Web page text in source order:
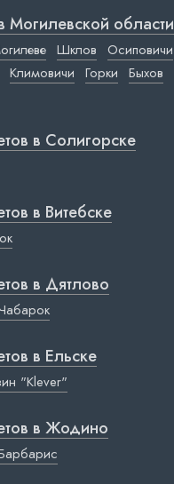
Могилевской области
Шклов Осиповичи
Климовичи Горки Быхов
в Cолигорске
в Витебске
в Дятлово
в Ельске
"Klever"
в Жодино